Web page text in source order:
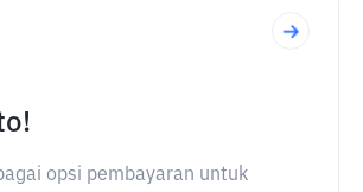
opsi pembayaran untuk